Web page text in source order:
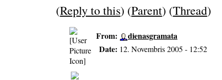
(Reply to this) (Parent) (Thread)
From:
dienasgramata
Date: 12. Novembris 2005 - 12:52